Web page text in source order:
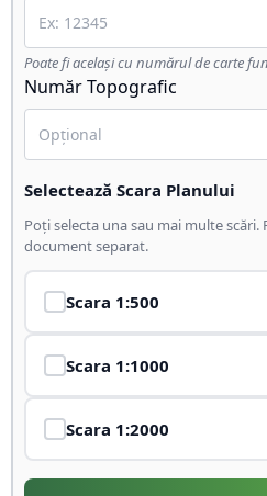
Poate fi același cu numărul de carte
Număr Topografic
Selectează Scara Planului
Poți selecta una sau mai multe scări.
document separat.
Scara 1:500
Scara 1:1000
Scara 1:2000